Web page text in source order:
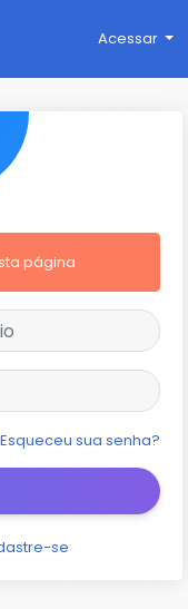
Acessar
página
Esqueceu sua senha?
se